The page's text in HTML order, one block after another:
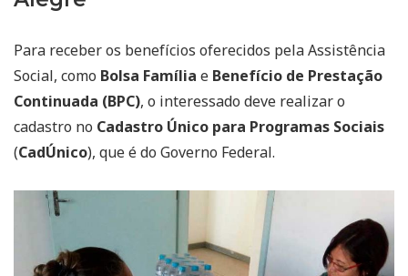
Para receber os benefícios oferecidos pela Assistência
Social, como Bolsa Família e Benefício de Prestação
Continuada (BPC), o interessado deve realizar o
cadastro no Cadastro Único para Programas Sociais
(CadÚnico), que é do Governo Federal.